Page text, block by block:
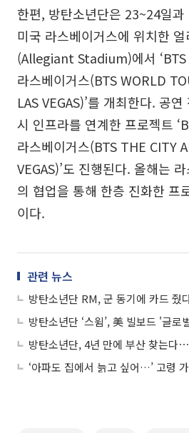
한편, 방탄소년단은 23~24일
미국 라스베이거스에 위치한
(Allegiant Stadium)에서 ‘BTS
라스베이거스(BTS WORLD
LAS VEGAS)’를 개최한다. 공
시 인프라를 연계한 프로젝트
라스베이거스(BTS THE CITY
VEGAS)’도 진행된다. 올해는
의 협업을 통해 한층 진화한 프
이다.
관련 뉴스
‘아파도 집에서 늙고 싶어…’ 고령